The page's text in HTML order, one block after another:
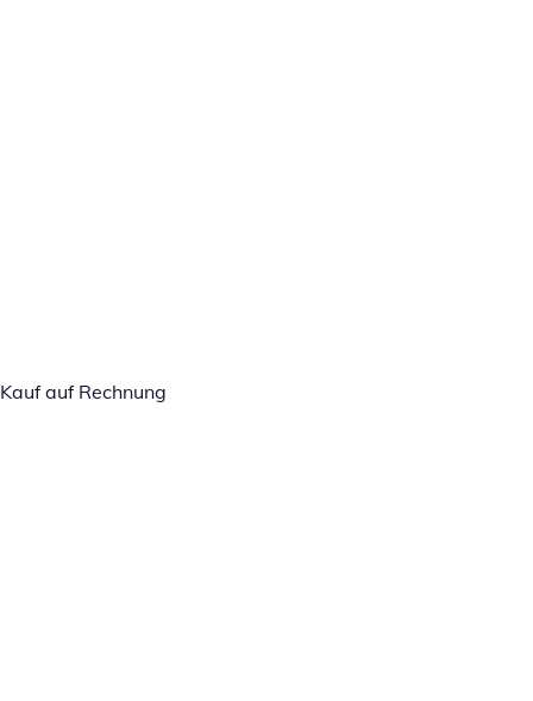
Kauf auf Rechnung